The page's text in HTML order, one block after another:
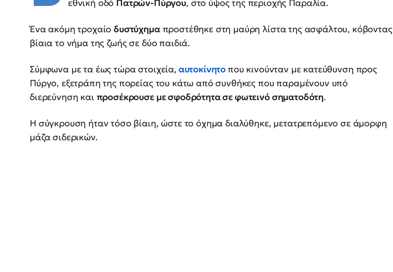
εθνική οδό Πατρών-Πύργου, στο ύψος της περιοχής Παραλία.
Ένα ακόμη τροχαίοδυστύχημαπροστέθηκε στη μαύρη λίστα της ασφάλτου, κόβοντας
βίαια το νήμα της ζωής σε δύο παιδιά.
Σύμφωνα με τα έως τώρα στοιχεία, αυτοκίνητοπου κινούνταν με κατεύθυνση προς
Πύργο, εξετράπη της πορείας του κάτω από συνθήκες που παραμένουν υπό
διερεύνηση και προσέκρουσε με σφοδρότητα σε φωτεινό σηματοδότη.
Η σύγκρουση ήταν τόσο βίαιη, ώστε το όχημα διαλύθηκε, μετατρεπόμενο σε άμορφη
μάζα σιδερικών.